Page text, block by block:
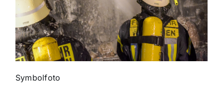
Galerie
Verkehrsmeldungen
Symbolfoto